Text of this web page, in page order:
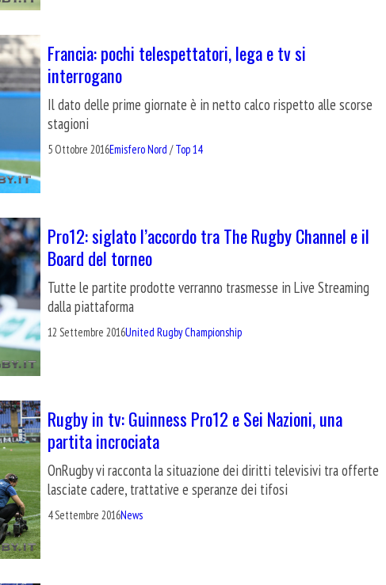
Francia: pochi telespettatori, lega e tv si
interrogano
Il dato delle prime giornate è in netto calco rispetto alle scorse
stagioni
5 Ottobre 2016Emisfero Nord /Top 14
Pro12: siglato l’accordo tra The Rugby Channel e il
Board del torneo
Tutte le partite prodotte verranno trasmesse in Live Streaming
dalla piattaforma
12 Settembre 2016United Rugby Championship
Rugby in tv: Guinness Pro12 e Sei Nazioni, una
partita incrociata
OnRugby vi racconta la situazione dei diritti televisivi tra offerte
lasciate cadere, trattative e speranze dei tifosi
4 Settembre 2016News